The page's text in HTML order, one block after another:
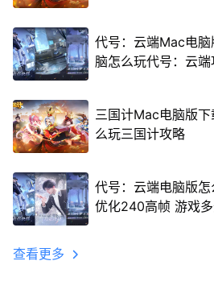
代号：云端Mac电
脑怎么玩代号：云端
三国计Mac电脑版
么玩三国计攻略
代号：云端电脑版
优化240高帧 游戏
查看更多